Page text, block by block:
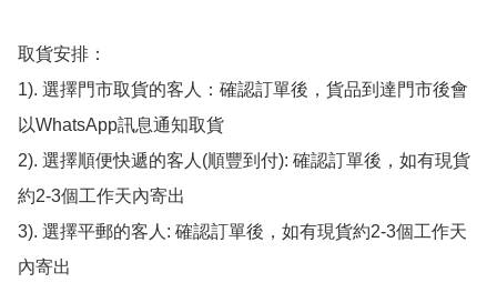
取貨安排：
1). 選擇門市取貨的客人：確認訂單後，貨品到達門市後會
以WhatsApp訊息通知取貨
2). 選擇順便快遞的客人(順豐到付): 確認訂單後，如有現貨
約2-3個工作天內寄出
3). 選擇平郵的客人: 確認訂單後，如有現貨約2-3個工作天
內寄出